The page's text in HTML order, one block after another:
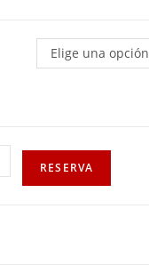
Elige una opción
RESERVA